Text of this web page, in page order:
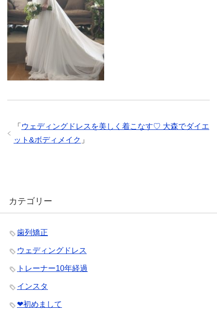
「 ウェディングドレスを美しく着こなす♡ 大森でダイエ
ット&ボディメイク 」
カテゴリー
歯列矯正
ウェディングドレス
トレーナー10年経過
インスタ
❤︎初めまして